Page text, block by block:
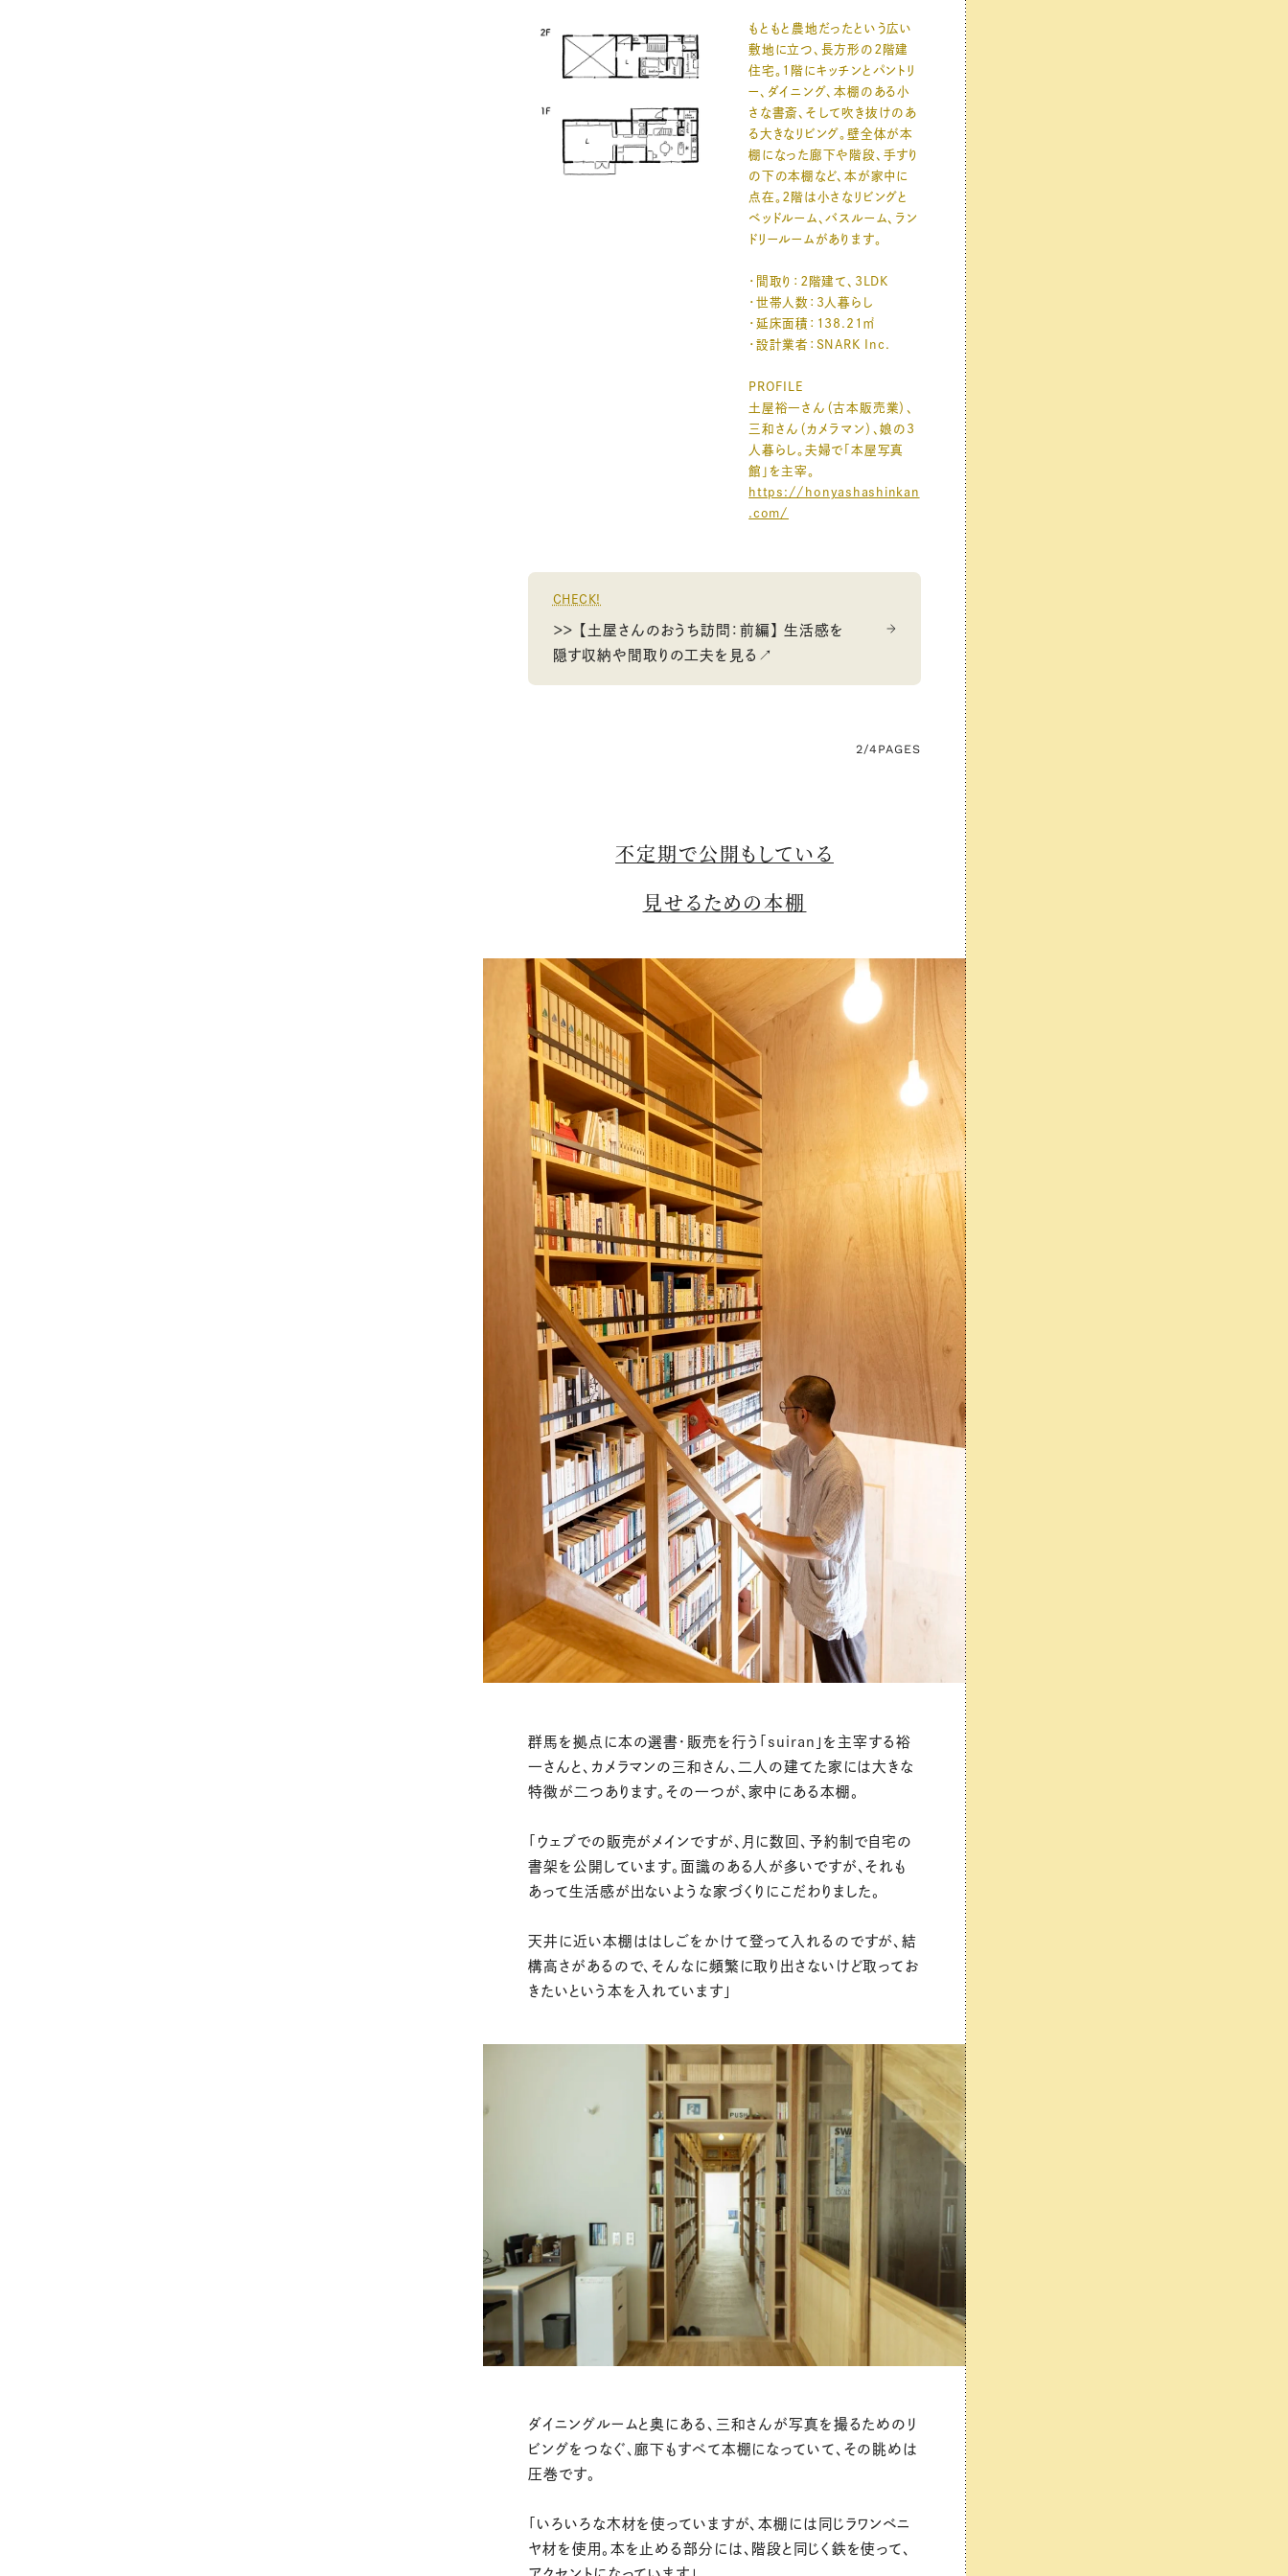
もともと農地だったという広い
敷地に立つ、長方形の２階建
住宅。1階にキッチンとパントリ
ー、ダイニング、本棚のある小
さな書斎、そして吹き抜けのあ
る大きなリビング。壁全体が本
棚になった廊下や階段、手すり
の下の本棚など、本が家中に
点在。２階は小さなリビングと
ベッドルーム、バスルーム、ラン
ドリールームがあります。
・間取り：２階建て、3LDK
・世帯人数：3人暮らし
・延床面積：138.21㎡
・設計業者：SNARK Inc.
PROFILE
土屋裕一さん（古本販売業）、
三和さん（カメラマン）、娘の3
人暮らし。夫婦で「本屋写真
館」を主宰。
https://honyashashinkan
.com/
CHECK!
＞＞ 【土屋さんのおうち訪問：前編】 生活感を
隠す収納や間取りの工夫を見る↗
2/4 PAGES
不定期で公開もしている
見せるための本棚
群馬を拠点に本の選書・販売を行う「suiran」を主宰する裕
一さんと、カメラマンの三和さん、二人の建てた家には大きな
特徴が二つあります。その一つが、家中にある本棚。
「ウェブでの販売がメインですが、月に数回、予約制で自宅の
書架を公開しています。面識のある人が多いですが、それも
あって生活感が出ないような家づくりにこだわりました。
天井に近い本棚ははしごをかけて登って入れるのですが、結
構高さがあるので、そんなに頻繁に取り出さないけど取ってお
きたいという本を入れています」
ダイニングルームと奥にある、三和さんが写真を撮るためのリ
ビングをつなぐ、廊下もすべて本棚になっていて、その眺めは
圧巻です。
「いろいろな木材を使っていますが、本棚には同じラワンベニ
ヤ材を使用。本を止める部分には、階段と同じく鉄を使って、